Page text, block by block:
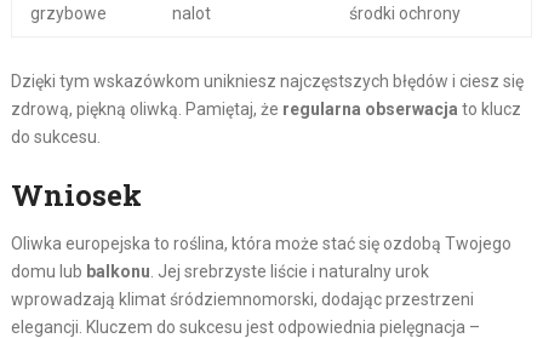
grzybowe
nalot
środki ochrony
Dzięki tym wskazówkom unikniesz najczęstszych błędów i ciesz się
zdrową, piękną oliwką. Pamiętaj, że regularna obserwacja to klucz
do sukcesu.
Wniosek
Oliwka europejska to roślina, która może stać się ozdobą Twojego
domu lub balkonu . Jej srebrzyste liście i naturalny urok
wprowadzają klimat śródziemnomorski, dodając przestrzeni
elegancji. Kluczem do sukcesu jest odpowiednia pielęgnacja –